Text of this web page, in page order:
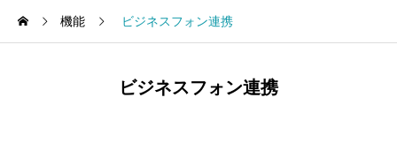
機能 ビジネスフォン連携
ビジネスフォン連携